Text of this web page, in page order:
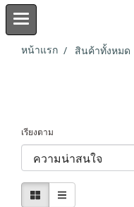
หน้าแรก สินค้าทั้งหมด
เรียงตาม